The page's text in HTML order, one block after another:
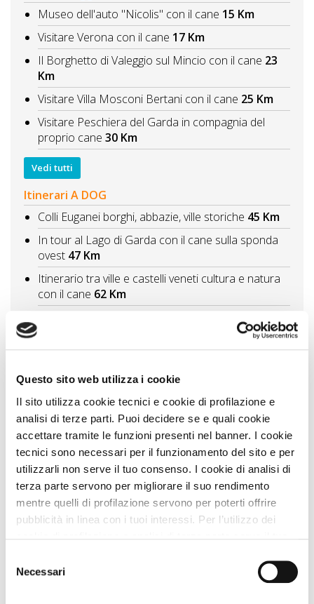
Questo sito web utilizza i cookie
Il sito utilizza cookie tecnici e cookie di profilazione e
analisi di terze parti. Puoi decidere se e quali cookie
accettare tramite le funzioni presenti nel banner. I cookie
tecnici sono necessari per il funzionamento del sito e per
utilizzarli non serve il tuo consenso. I cookie di analisi di
terza parte servono per migliorare il suo rendimento
mentre quelli di profilazione servono per poterti offrire
pubblicità in linea con i tuoi interessi. Per l’utilizzo dei
senza accettare” verranno installati solo i cookie tecnici.
Cliccando il pulsante “Accetta tutto” acconsenti all’utilizzo
delNecessari
Museo dell'auto "Nicolis" con il cane 15 Km
Visitare Verona con il cane 17 Km
Il Borghetto di Valeggio sul Mincio con il cane 23
Km
Visitare Villa Mosconi Bertani con il cane 25 Km
Visitare Peschiera del Garda in compagnia del
proprio cane 30 Km
Vedi tutti
Itinerari A DOG
Colli Euganei borghi, abbazie, ville storiche 45 Km
In tour al Lago di Garda con il cane sulla sponda
ovest 47 Km
Itinerario tra ville e castelli veneti cultura e natura
con il cane 62 Km
Vedi tutti
Zampa Vacanza Consiglia